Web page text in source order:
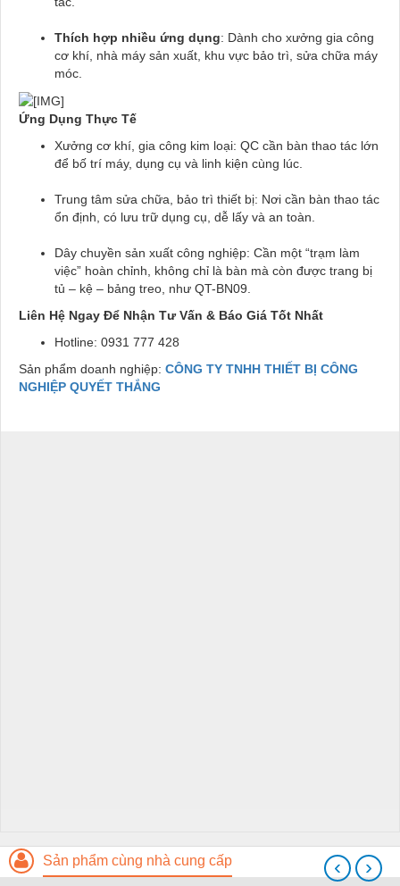
Thích hợp nhiều ứng dụng: Dành cho xưởng gia công
cơ khí, nhà máy sản xuất, khu vực bảo trì, sửa chữa máy
móc.
Ứng Dụng Thực Tế
Xưởng cơ khí, gia công kim loại: QC cần bàn thao tác lớn
để bố trí máy, dụng cụ và linh kiện cùng lúc.
Trung tâm sửa chữa, bảo trì thiết bị: Nơi cần bàn thao tác
ổn định, có lưu trữ dụng cụ, dễ lấy và an toàn.
Dây chuyền sản xuất công nghiệp: Cần một “trạm làm
việc” hoàn chỉnh, không chỉ là bàn mà còn được trang bị
tủ – kệ – bảng treo, như QT-BN09.
Liên Hệ Ngay Để Nhận Tư Vấn & Báo Giá Tốt Nhất
Hotline: 0931 777 428
Sản phẩm doanh nghiệp: CÔNG TY TNHH THIẾT BỊ CÔNG
NGHIỆP QUYẾT THẮNG
Sản phẩm cùng nhà cung cấp ‹ ›